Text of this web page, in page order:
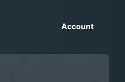
Account